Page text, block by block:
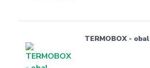
TERMOBOX - obal